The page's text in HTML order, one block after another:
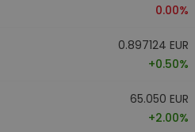
0.00%
0.897124 EUR
+0.50%
65.050 EUR
+2.00%